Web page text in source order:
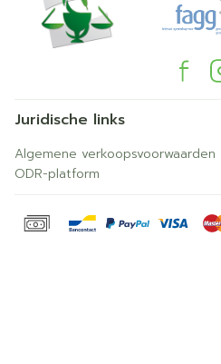
Juridische links
Algemene verkoopsvoorwaarden
ODR-platform